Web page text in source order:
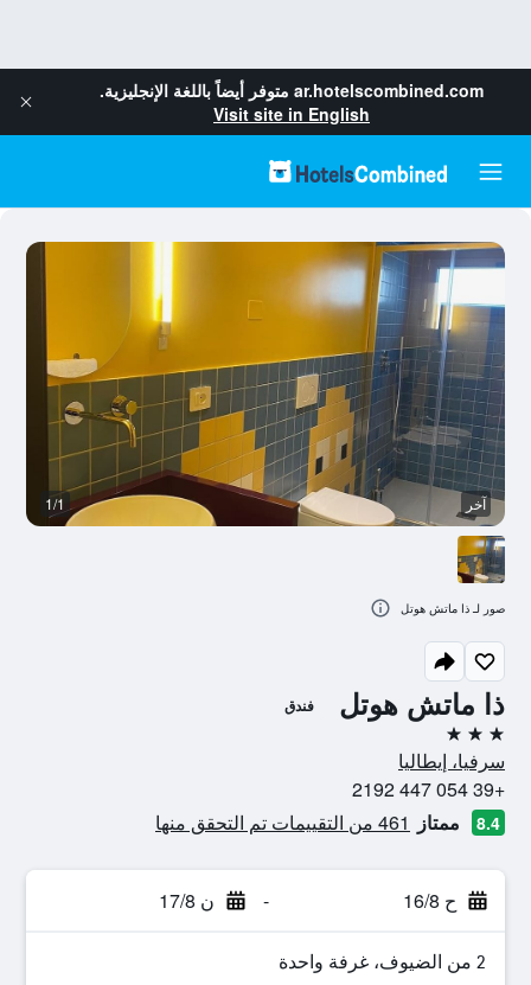
ar.hotelscombined.com متوفر أيضاً باللغة الإنجليزية.
Visit site in English
ذا ماتش هوتل فندق
3 نجوم
سرفيا، إيطاليا
+39 054 447 2192
8.4 ممتاز 461 من التقييمات تم التحقق منها
ح 16/8 - ن 17/8
2 من الضيوف، غرفة واحدة
آخر 1/1
صور لـ ذا ماتش هوتل